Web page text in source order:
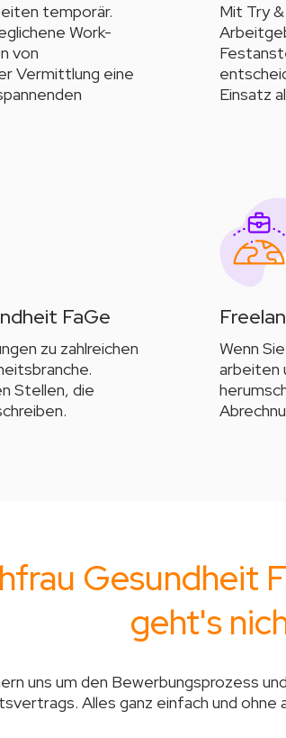
temporär.
Work-
von
Vermittlung eine
Mit Try
Einsatz
FaGe
zu zahlreichen
Stellen, die
Wenn
arbeiten
Gesundheit
geht's
uns um den Bewerbungsprozess
Alles ganz einfach und ohne